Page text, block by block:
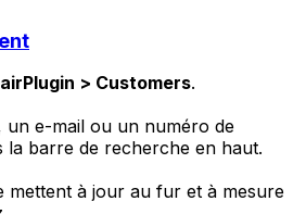
> Customers.
un e-mail ou un numéro de
la barre de recherche en haut.
mettent à jour au fur et à mesure